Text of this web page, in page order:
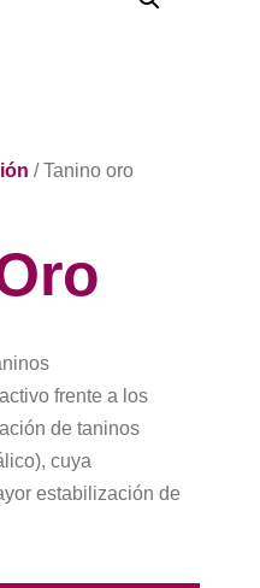
/ Tanino oro
frente a los
de taninos
cuya
estabilización de